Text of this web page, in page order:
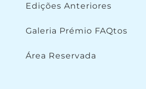
Edições Anteriores
Galeria Prémio FAQtos
Área Reservada